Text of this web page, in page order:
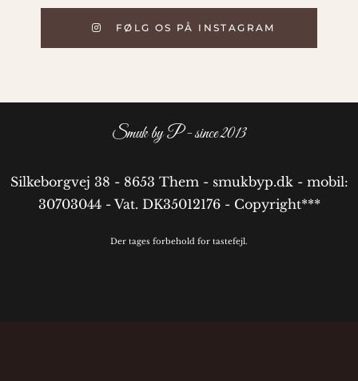
FØLG OS PÅ INSTAGRAM
Smuk by P - since 2013
Silkeborgvej 38 - 8653 Them - smukbyp.dk - mobil:
30703044 - Vat. DK35012176 - Copyright***
Der tages forbehold for tastefejl.